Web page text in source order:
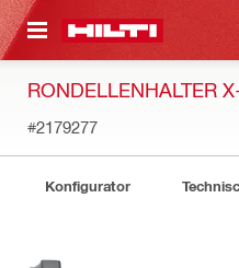
RONDELLENHALTER
#2179277
Konfigurator